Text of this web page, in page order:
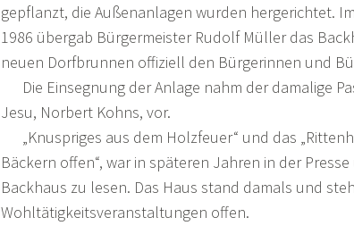
gepflanzt, die Außenanlagen wurden hergerichtet.
1986 übergab Bürgermeister Rudolf Müller das
neuen Dorfbrunnen offiziell den Bürgerinnen und
Die Einsegnung der Anlage nahm der damalige
Jesu, Norbert Kohns, vor.
„Knuspriges aus dem Holzfeuer“ und das
Bäckern offen“, war in späteren Jahren in der
Backhaus zu lesen. Das Haus stand damals und
Wohltätigkeitsveranstaltungen offen.